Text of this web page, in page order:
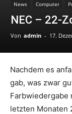
News Computer
NEC – 22-
Von admin - 17.
Nachdem es
gab, was zwar
Farbwiedergabe
letzten Monaten